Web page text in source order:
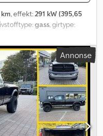
, effekt:291 kW (395,65
gass, girtype:
, drivstofforbruk (kombinert):
18 l/100 km,
, totalvekt:7 000 kg,
1 500 kg, Byggeår:2012
g/km, drivstoff:flytende
bad,
kjørecomputer,
midtre
parkeringssensorer,
Annonse